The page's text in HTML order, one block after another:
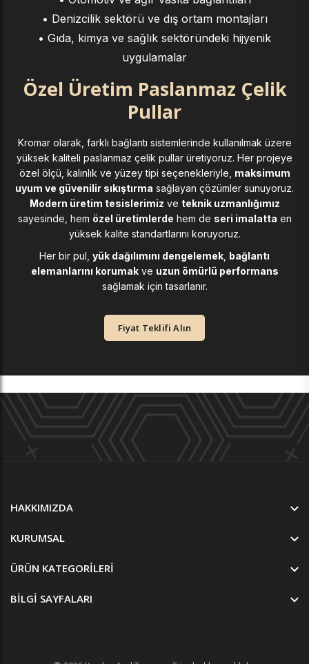
• Denizcilik sektörü ve dış ortam montajları
• Gıda, kimya ve sağlık sektöründeki hijyenik
uygulamalar
Özel Üretim Paslanmaz Çelik
Pullar
Kromar olarak, farklı bağlantı sistemlerinde kullanılmak üzere
yüksek kaliteli paslanmaz çelik pullar üretiyoruz. Her projeye
özel ölçü, kalınlık ve yüzey tipi seçenekleriyle, maksimum
uyum ve güvenilir sıkıştırma sağlayan çözümler sunuyoruz.
Modern üretim tesislerimiz ve teknik uzmanlığımız
sayesinde, hem özel üretimlerde hem de seri imalatta en
yüksek kalite standartlarını koruyoruz.
Her bir pul, yük dağılımını dengelemek bağlantı
elemanlarını korumakve uzun ömürlü performans
sağlamak için tasarlanır.
Fiyat Teklifi Alın
HAKKIMIZDA
KURUMSAL
ÜRÜN KATEGORILERI
BILGI SAYFALARI